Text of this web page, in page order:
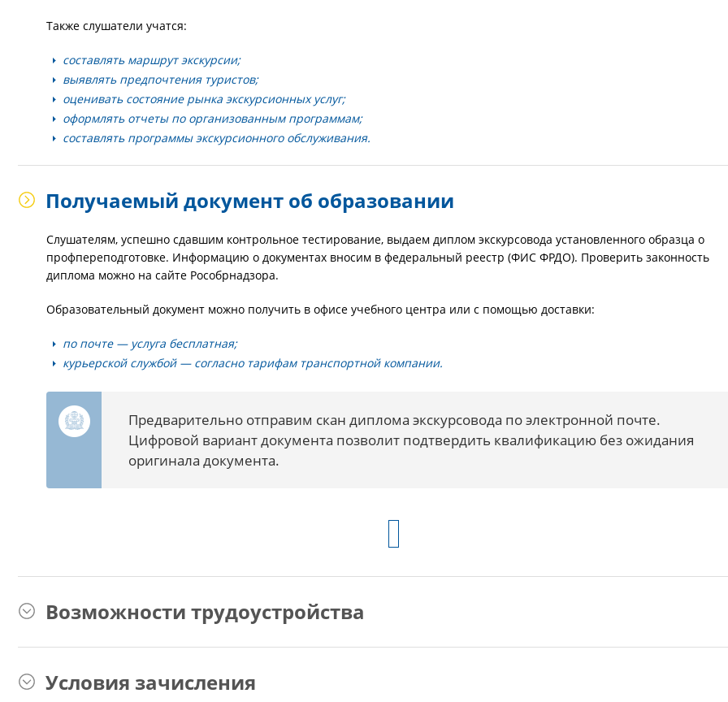
Также слушатели учатся:
составлять маршрут экскурсии;
выявлять предпочтения туристов;
оценивать состояние рынка экскурсионных услуг;
оформлять отчеты по организованным программам;
составлять программы экскурсионного обслуживания.
Получаемый документ об образовании
Слушателям, успешно сдавшим контрольное тестирование, выдаем диплом экскурсовода установленного образца о
профпереподготовке. Информацию о документах вносим в федеральный реестр (ФИС ФРДО). Проверить законность
диплома можно на сайте Рособрнадзора.
Образовательный документ можно получить в офисе учебного центра или с помощью доставки:
по почте — услуга бесплатная;
курьерской службой — согласно тарифам транспортной компании.
Предварительно отправим скан диплома экскурсовода по электронной почте.
Цифровой вариант документа позволит подтвердить квалификацию без ожидания
оригинала документа.
Возможности трудоустройства
Условия зачисления